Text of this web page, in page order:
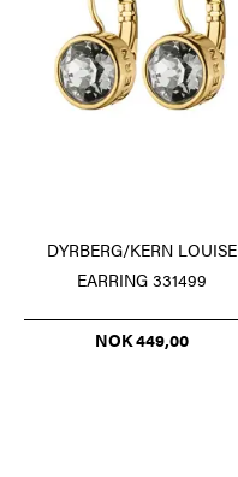
DYRBERG/KERN LOUISE
EARRING 331499
NOK 449,00